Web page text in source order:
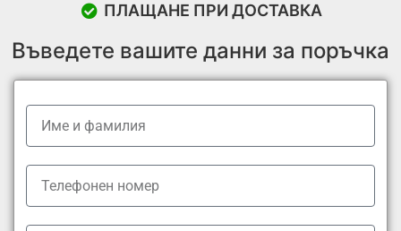
ПЛАЩАНЕ ПРИ ДОСТАВКА
Въведете вашите данни за поръчка